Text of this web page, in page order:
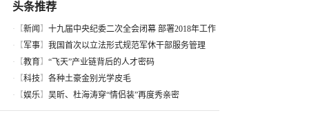
头条推荐
·【新闻 】 十九届中央纪委二次全会闭幕 部署2018年工作
·【军事】 我国首次以立法形式规范军休干部服务管理
·【教育】 “飞天”产业链背后的人才密码
·【科技】 各种土豪金别光学皮毛
·【娱乐】 吴昕、杜海涛穿“情侣装”再度秀亲密